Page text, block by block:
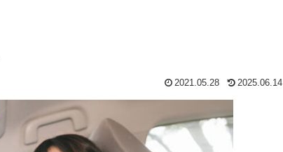
2021.05.28 2025.06.14